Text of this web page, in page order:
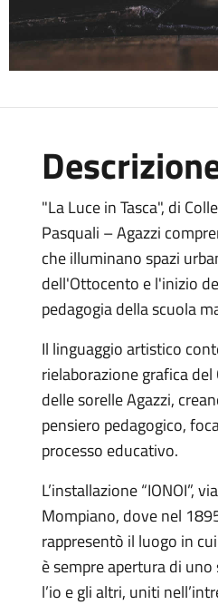
"La Luce in Tasca", di
Pasquali – Agazzi
che illuminano spazi
dell'Ottocento e l'inizio
pedagogia della scuola
Il linguaggio artistico
rielaborazione grafica
delle sorelle Agazzi,
pensiero pedagogico,
processo educativo.
L’installazione “IONOI”,
Mompiano, dove nel
rappresentò il luogo in
è sempre apertura di
l’io e gli altri, uniti